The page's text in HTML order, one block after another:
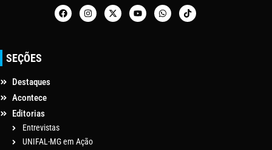
SEÇÕES
Destaques
Acontece
Editorias
Entrevistas
UNIFAL-MG em Ação